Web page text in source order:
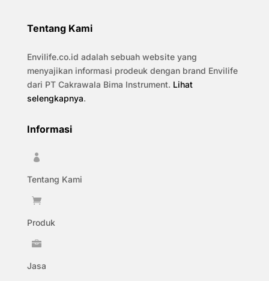
Tentang Kami
Envilife.co.id adalah sebuah website yang
menyajikan informasi prodeuk dengan brand Envilife
dari PT Cakrawala Bima Instrument. Lihat
selengkapnya.
Informasi

Tentang Kami

Produk

Jasa